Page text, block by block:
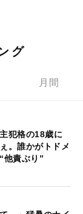
グ
月間
犯格の18歳に
。誰かがトドメ
他責ぶり”